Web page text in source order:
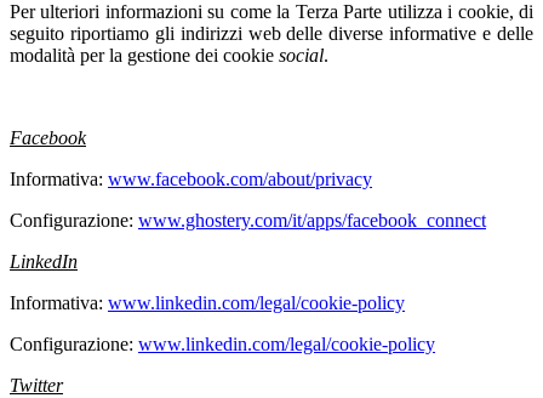
Per ulteriori informazioni su come la Terza Parte utilizza i cookie, di
seguito riportiamo gli indirizzi web delle diverse informative e delle
modalità per la gestione dei cookie social.
Facebook
Informativa: www.facebook.com/about/privacy
Configurazione: www.ghostery.com/it/apps/facebook_connect
LinkedIn
Informativa: www.linkedin.com/legal/cookie-policy
Configurazione: www.linkedin.com/legal/cookie-policy
Twitter